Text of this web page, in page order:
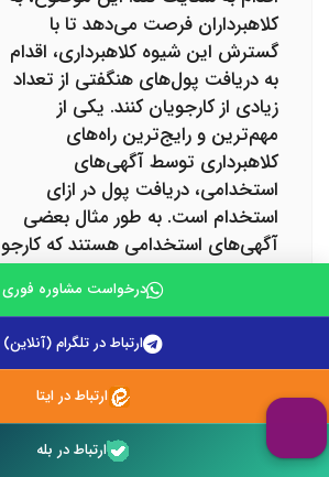
کلاهبرداران فرصت می‌دهد تا با
گسترش این شیوه کلاهبرداری، اقدام
به دریافت پول‌های هنگفتی از تعداد
زیادی از کارجویان کنند. یکی از
مهم‌ترین و رایج‌ترین راه‌های
کلاهبرداری توسط آگهی‌های
استخدامی، دریافت پول در ازای
استخدام است. به طور مثال بعضی
آگهی‌های استخدامی هستند که کارجو
پس از تماس با کارفرما، با موضوع
پرداخت پول در ازای ارسال فرم
استخدام، ویدیوی آموزشی یا ارسال
مواد اولیه کار مواجه می‌شود. این
موضوع به شکل‌های مختلف اتفاق
می‌افتد و مهم‌ترین نکته این است که
در هیچ شرایطی پولی برای استخدام
پرداخت نکنید.
درخواست مشاوره فوری
ارتباط در تلگرام (آنلاین)
ارتباط در ایتا
ارتباط در بله